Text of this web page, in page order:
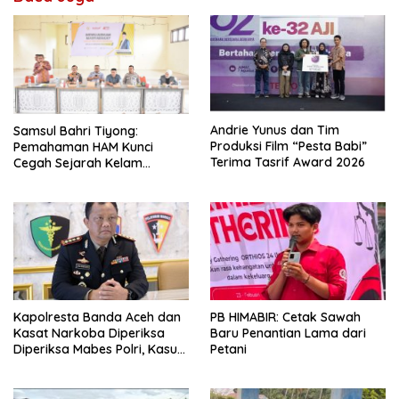
Samsul Bahri Tiyong:
Pemahaman HAM Kunci
Cegah Sejarah Kelam
Andrie Yunus dan Tim
Produksi Film “Pesta Babi”
Terima Tasrif Award 2026
Kapolresta Banda Aceh dan
Kasat Narkoba Diperiksa
Diperiksa Mabes Polri, Kasus
PB HIMABIR: Cetak Sawah
Baru Penantian Lama dari
Petani